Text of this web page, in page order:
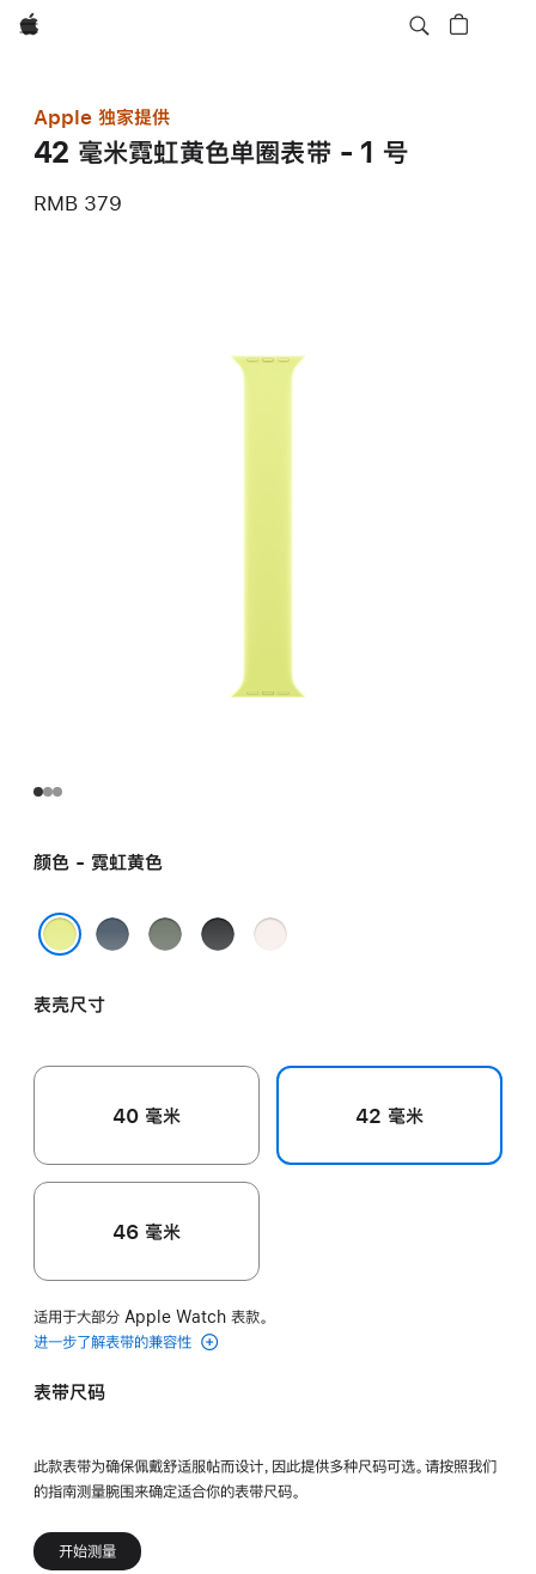
Apple
Apple 独家提供
42 毫米霓虹黄色单圈表带 - 1 号
RMB 379
颜色 - 霓虹黄色
铁
蓝
灰
黑
淡
表壳尺寸
40 毫米 42 毫米
46 毫米
适用于大部分 Apple Watch 表款。
进一步了解表带的兼容性
表带尺码
此款表带为确保佩戴舒适服帖而设计，因此提供多种尺码可选。请按照我们
的指南测量腕围来确定适合你的表带尺码。
开始测量